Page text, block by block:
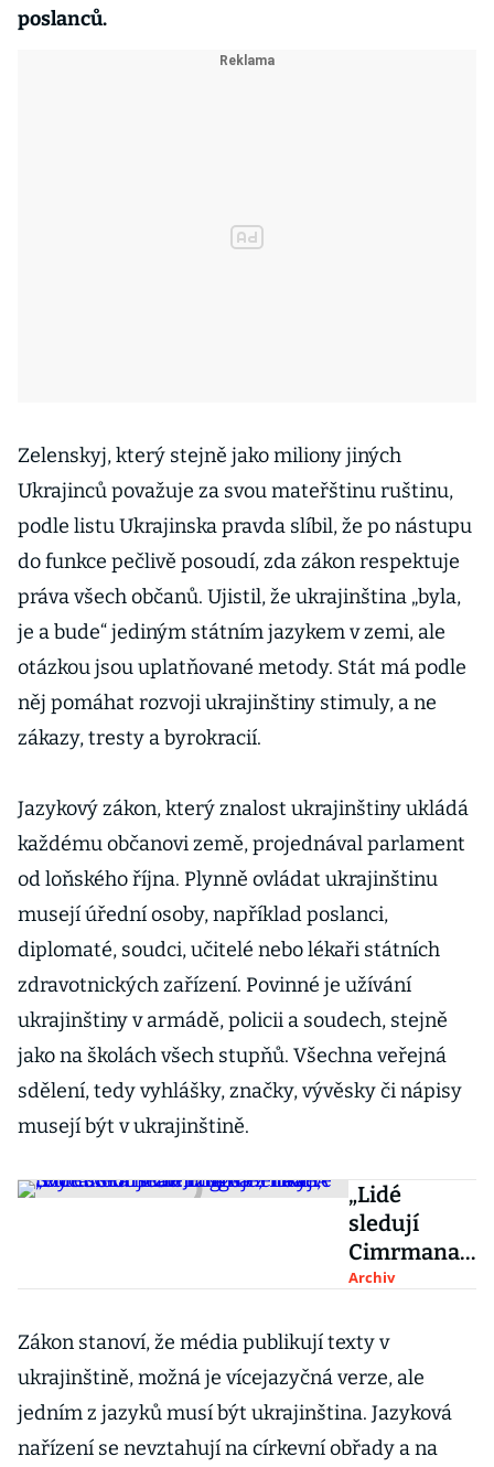
poslanců.
Zelenskyj, který stejně jako miliony jiných
Ukrajinců považuje za svou mateřštinu ruštinu,
podle listu Ukrajinska pravda slíbil, že po nástupu
do funkce pečlivě posoudí, zda zákon respektuje
práva všech občanů. Ujistil, že ukrajinština „byla,
je a bude“ jediným státním jazykem v zemi, ale
otázkou jsou uplatňované metody. Stát má podle
něj pomáhat rozvoji ukrajinštiny stimuly, a ne
zákazy, tresty a byrokracií.
Jazykový zákon, který znalost ukrajinštiny ukládá
každému občanovi země, projednával parlament
od loňského října. Plynně ovládat ukrajinštinu
musejí úřední osoby, například poslanci,
diplomaté, soudci, učitelé nebo lékaři státních
zdravotnických zařízení. Povinné je užívání
ukrajinštiny v armádě, policii a soudech, stejně
jako na školách všech stupňů. Všechna veřejná
sdělení, tedy vyhlášky, značky, vývěsky či nápisy
musejí být v ukrajinštině.
„Lidé
sledují
Cimrmana
z Itálie,
nebo Jižní
Ameriky. A
ten humor
stále
funguje,“
Archiv
Zákon stanoví, že média publikují texty v
ukrajinštině, možná je vícejazyčná verze, ale
jedním z jazyků musí být ukrajinština. Jazyková
nařízení se nevztahují na církevní obřady a na